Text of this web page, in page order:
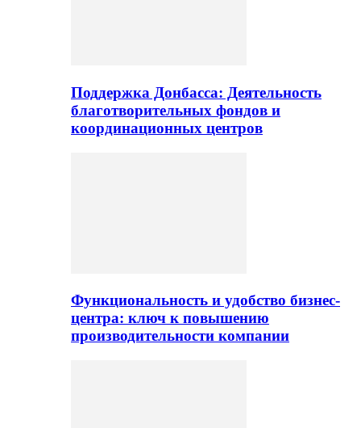
Поддержка Донбасса: Деятельность
благотворительных фондов и
координационных центров
Функциональность и удобство бизнес-
центра: ключ к повышению
производительности компании